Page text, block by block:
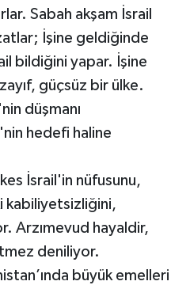
Sabah akşam İsrail
İşine geldiğinde
bildiğini yapar. İşine
güçsüz bir ülke.
düşmanı
hedefi haline
İsrail'in nüfusunu,
kabiliyetsizliğini,
Arzımevud hayaldir,
deniliyor.
büyük emelleri